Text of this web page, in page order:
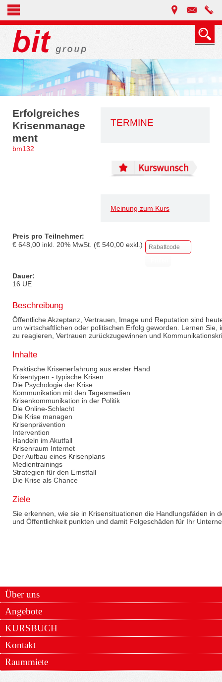
TERMINE
Meinung zum Kurs
Erfolgreiches
Krisenmanage
ment
bm132
Preis pro Teilnehmer:
€ 648,00 inkl. 20% MwSt. (€ 540,00 exkl.)
Dauer:
16 UE
Beschreibung
Öffentliche Akzeptanz, Vertrauen, Image und Reputation sind
um wirtschaftlichen oder politischen Erfolg geworden. Lernen Sie,
zu reagieren, Vertrauen zurückzugewinnen und
Inhalte
Praktische Krisenerfahrung aus erster Hand
Krisentypen - typische Krisen
Die Psychologie der Krise
Kommunikation mit den Tagesmedien
Krisenkommunikation in der Politik
Die Online-Schlacht
Die Krise managen
Krisenprävention
Intervention
Handeln im Akutfall
Krisenraum Internet
Der Aufbau eines Krisenplans
Medientrainings
Strategien für den Ernstfall
Die Krise als Chance
Ziele
Sie erkennen, wie sie in Krisensituationen die Handlungsfäden in
und Öffentlichkeit punkten und damit Folgeschäden für Ihr
Über uns
Angebote
KURSBUCH
Kontakt
Raummiete